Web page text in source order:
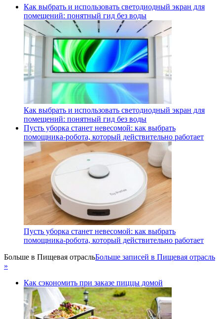
Как выбрать и использовать светодиодный экран для
помещений: понятный гид без воды
Как выбрать и использовать светодиодный экран для
помещений: понятный гид без воды
Пусть уборка станет невесомой: как выбрать
помощника‑робота, который действительно работает
Пусть уборка станет невесомой: как выбрать
помощника‑робота, который действительно работает
Больше в Пищевая отрасльБольше записей в Пищевая отрасль
»
Как сэкономить при заказе пиццы домой